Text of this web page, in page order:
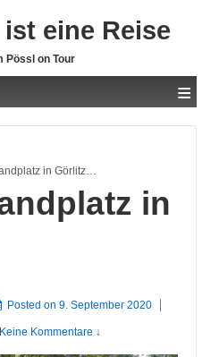
eine Reise
Pössl on Tour
≡
in Görlitz…
in
Posted on9. September 2020
Keine Kommentare ↓